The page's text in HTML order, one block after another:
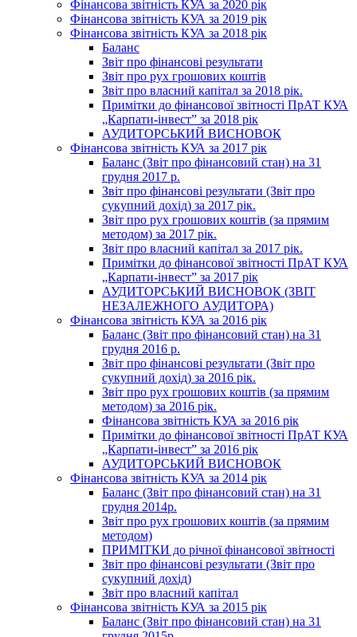
Фінансова звітність КУА за 2020 рік
Фінансова звітність КУА за 2019 рік
Фінансова звітність КУА за 2018 рік
Баланс
Звіт про фінансові результати
Звіт про рух грошових коштів
Звіт про власний капітал за 2018 рік.
Примітки до фінансової звітності ПрАТ КУА
„Карпати-інвест” за 2018 рік
АУДИТОРСЬКИЙ ВИСНОВОК
Фінансова звітність КУА за 2017 рік
Баланс (Звіт про фінансовий стан) на 31
грудня 2017 р.
Звіт про фінансові результати (Звіт про
сукупний дохід) за 2017 рік.
Звіт про рух грошових коштів (за прямим
методом) за 2017 рік.
Звіт про власний капітал за 2017 рік.
Примітки до фінансової звітності ПрАТ КУА
„Карпати-інвест” за 2017 рік
АУДИТОРСЬКИЙ ВИСНОВОК (ЗВІТ
НЕЗАЛЕЖНОГО АУДИТОРА)
Фінансова звітність КУА за 2016 рік
Баланс (Звіт про фінансовий стан) на 31
грудня 2016 р.
Звіт про фінансові результати (Звіт про
сукупний дохід) за 2016 рік.
Звіт про рух грошових коштів (за прямим
методом) за 2016 рік.
Фінансова звітність КУА за 2016 рік
Примітки до фінансової звітності ПрАТ КУА
„Карпати-інвест” за 2016 рік
АУДИТОРСЬКИЙ ВИСНОВОК
Фінансова звітність КУА за 2014 рік
Баланс (Звіт про фінансовий стан) на 31
грудня 2014р.
Звіт про рух грошових коштів (за прямим
методом)
ПРИМІТКИ до річної фінансової звітності
Звіт про фінансові результати (Звіт про
сукупний дохід)
Звіт про власний капітал
Фінансова звітність КУА за 2015 рік
Баланс (Звіт про фінансовий стан) на 31